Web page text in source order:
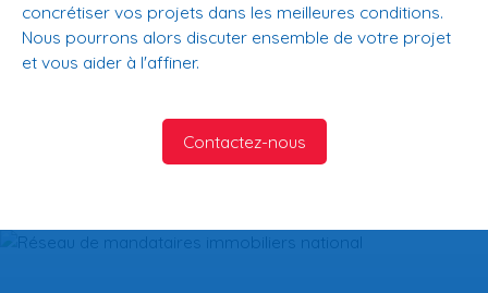
concrétiser vos projets dans les meilleures conditions.
Nous pourrons alors discuter ensemble de votre projet
et vous aider à l'affiner.
Contactez-nous